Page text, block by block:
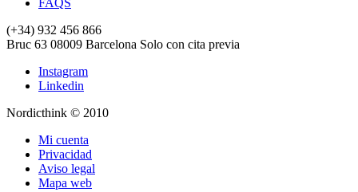
FAQS
(+34) 932 456 866
Bruc 63 08009 Barcelona Solo con cita previa
Instagram
Linkedin
Nordicthink © 2010
Mi cuenta
Privacidad
Aviso legal
Mapa web